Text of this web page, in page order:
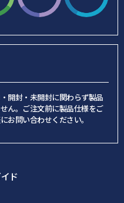
開封・未開封に関わらず製品
ん。ご注文前に製品仕様をご
お問い合わせください。
ド